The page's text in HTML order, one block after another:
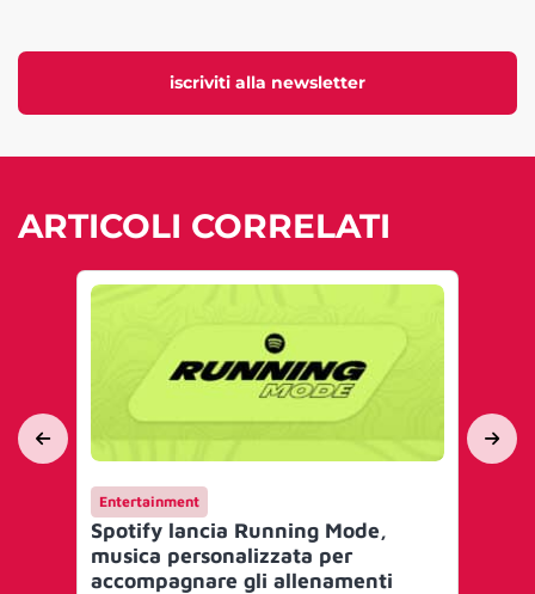
iscriviti alla newsletter
ARTICOLI CORRELATI
Entertainment
Spotify lancia Running Mode,
musica personalizzata per
accompagnare gli allenamenti